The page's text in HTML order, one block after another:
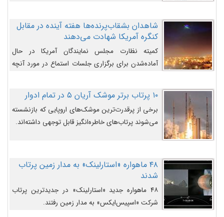
شاهدان بشقاب‌پرنده‌ها هفته آینده در مقابل
کنگره آمریکا شهادت می‌دهند
کمیته نظارت مجلس نمایندگان آمریکا در حال
آماده‌شدن برای برگزاری جلسات استماع در مورد آنچه
می‌دانند، است و قرار است افشاگران یوفوها هفته آینده
در مقابل آنها شهادت دهند.۱۰ پرتاب برتر موشک آریان ۵ در تمام ادوار
برخی از پرقدرت‌ترین موشک‌های اروپایی که بازنشسته
می‌شوند پرتاب‌های خاطره‌انگیز قابل توجهی داشته‌اند.
۴۸ ماهواره «استارلینک» به مدار زمین پرتاب
شدند
۴۸ ماهواره جدید «استارلینک» در جدیدترین پرتاب
شرکت «اسپیس‌ایکس» به مدار زمین رفتند.